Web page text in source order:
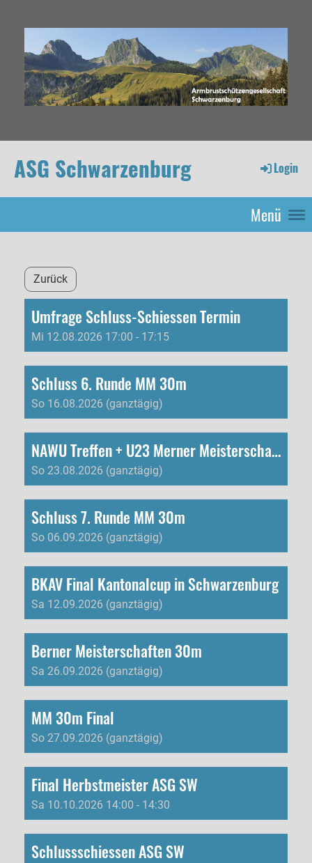
ASG Schwarzenburg Login
Menü
Zurück
Umfrage Schluss-Schiessen Termin
Mi 12.08.2026 17:00 - 17:15
Schluss 6. Runde MM 30m
So 16.08.2026 (ganztägig)
NAWU Treffen + U23 Merner Meisterschaften
So 23.08.2026 (ganztägig)
Schluss 7. Runde MM 30m
So 06.09.2026 (ganztägig)
BKAV Final Kantonalcup in Schwarzenburg
Sa 12.09.2026 (ganztägig)
Berner Meisterschaften 30m
Sa 26.09.2026 (ganztägig)
MM 30m Final
So 27.09.2026 (ganztägig)
Final Herbstmeister ASG SW
Sa 10.10.2026 14:00 - 14:30
Schlussschiessen ASG SW